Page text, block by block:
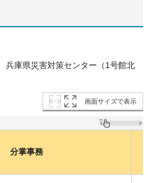
兵庫県災害対策センター（1号館北
画面サイズで表示
分掌事務